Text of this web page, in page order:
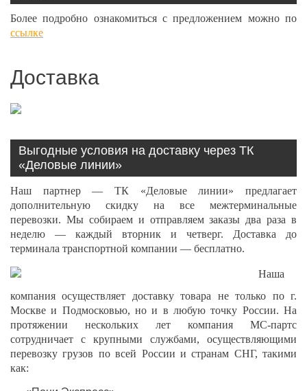
Более подробно ознакомиться с предложением можно по
ссылке
Доставка
Выгодные условия на доставку через ТК
«Деловые линии»
Наш партнер — ТК «Деловые линии» предлагает
дополнительную скидку на все межтерминальные
перевозки. Мы собираем и отправляем заказы два раза в
неделю — каждый вторник и четверг. Доставка до
терминала транспортной компании — бесплатно.
Наша
компания осуществляет доставку товара не только по г.
Москве и Подмосковью, но и в любую точку России. На
протяжении нескольких лет компания МС-партс
сотрудничает с крупными службами, осуществляющими
перевозку грузов по всей России и странам СНГ, такими
как: